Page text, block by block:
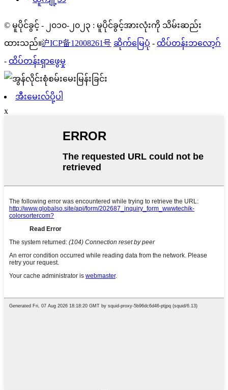
© မူပိုင်ခွင့် - ၂၀၁၀-၂၀၂၃ : မူပိုင်ခွင့်အားလုံးကို သိမ်းဆည်း
ထားသည်။沪ICP备12008261号 ဆိုက်မြေပုံ - ထိပ်တန်းဘလော့ဂ်
- ထိပ်တန်းရှာဖွေမှု
အီးမေးလ်ပို့ပါ
x